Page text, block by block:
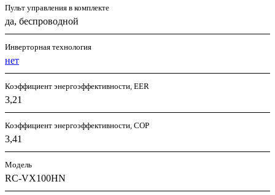
Пульт управления в комплекте
да, беспроводной
Инверторная технология
нет
Коэффициент энергоэффективности, EER
3,21
Коэффициент энергоэффективности, COP
3,41
Модель
RC-VX100HN